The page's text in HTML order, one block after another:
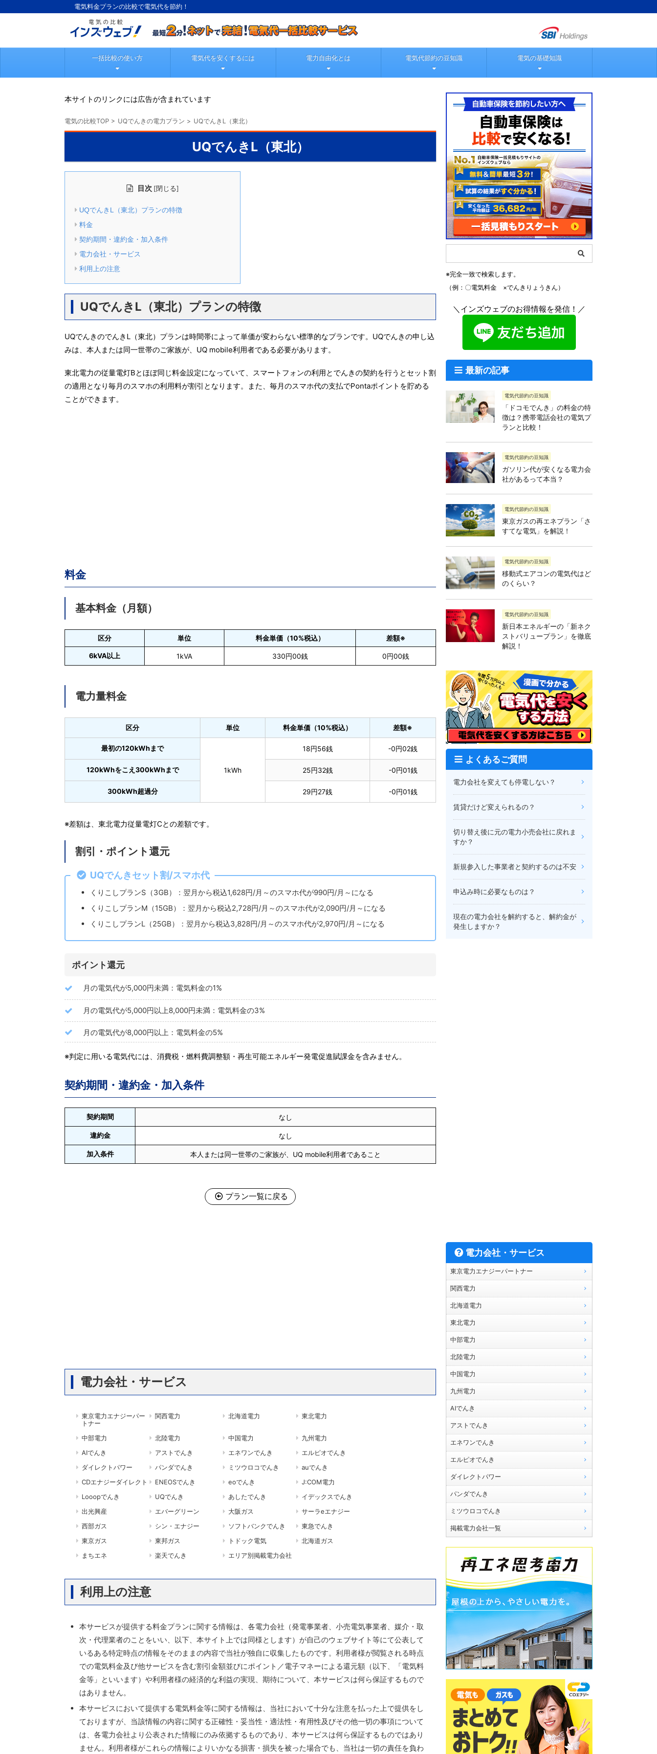
電気料金プランの比較で電気代を節約！
一括比較の使い方 電気代を安くするには 電力自由化とは 電気代節約の豆知識 電気の基礎知識
本サイトのリンクには広告が含まれています
電気の比較TOP > UQでんきの電力プラン > UQでんきL（東北）
UQでんきL（東北）
目次 [閉じる]
UQでんきL（東北）プランの特徴
料金
契約期間・違約金・加入条件
電力会社・サービス
利用上の注意
UQでんきL（東北）プランの特徴
UQでんきのでんきL（東北）プランは時間帯によって単価が変わらない標準的なプランです。UQでんきの申し込
みは、本人または同一世帯のご家族が、UQ mobile利用者である必要があります。
東北電力の従量電灯Bとほぼ同じ料金設定になっていて、スマートフォンの利用とでんきの契約を行うとセット割
の適用となり毎月のスマホの利用料が割引となります。また、毎月のスマホ代の支払でPontaポイントを貯める
ことができます。
料金
基本料金（月額）
区分 単位 料金単価（10%税込） 差額※
6kVA以上 1kVA 330円00銭 0円00銭
電力量料金
区分 単位 料金単価（10%税込） 差額※
最初の120kWhまで
1kWh
18円56銭 -0円02銭
120kWhをこえ300kWhまで 25円32銭 -0円01銭
300kWh超過分 29円27銭 -0円01銭
※差額は、東北電力従量電灯Cとの差額です。
割引・ポイント還元
UQでんきセット割/スマホ代
くりこしプランS（3GB）：翌月から税込1,628円/月～のスマホ代が990円/月～になる
くりこしプランM（15GB）：翌月から税込2,728円/月～のスマホ代が2,090円/月～になる
くりこしプランL（25GB）：翌月から税込3,828円/月～のスマホ代が2,970円/月～になる
ポイント還元
月の電気代が5,000円未満：電気料金の1%
月の電気代が5,000円以上8,000円未満：電気料金の3%
月の電気代が8,000円以上：電気料金の5%
※判定に用いる電気代には、消費税・燃料費調整額・再生可能エネルギー発電促進賦課金を含みません。
契約期間・違約金・加入条件
契約期間 なし
違約金 なし
加入条件 本人または同一世帯のご家族が、UQ mobile利用者であること
プラン一覧に戻る
電力会社・サービス
東京電力エナジーパー
トナー
関西電力 北海道電力 東北電力
中部電力 北陸電力 中国電力
九州電力
AIでんき
アストでんき エネワンでんき
エルピオでんき
ダイレクトパワー
パンダでんき ミツウロコでんき
auでんき
CDエナジーダイレクト
ENEOSでんき eoでんき
J:COM電力
Looopでんき
UQでんき あしたでんき
イデックスでんき
出光興産
エバーグリーン 大阪ガス
サーラeエナジー
西部ガス
シン・エナジー ソフトバンクでんき
東急でんき
東京ガス
東邦ガス トドック電気
北海道ガス
まちエネ
楽天でんき エリア別掲載電力会社
利用上の注意
本サービスが提供する料金プランに関する情報は、各電力会社（発電事業者、小売電気事業者、媒介・取
次・代理業者のことをいい、以下、本サイト上では同様とします）が自己のウェブサイト等にて公表して
いるある特定時点の情報をそのままの内容で当社が独自に収集したものです。利用者様が閲覧される時点
での電気料金及び他サービスを含む割引金額並びにポイント／電子マネーによる還元額（以下、「電気料
金等」といいます）や利用者様の経済的な利益の実現、期待について、本サービスは何ら保証するもので
はありません。
本サービスにおいて提供する電気料金等に関する情報は、当社において十分な注意を払った上で提供をし
ておりますが、当該情報の内容に関する正確性・妥当性・適法性・有用性及びその他一切の事項について
は、各電力会社より公表された情報にのみ依拠するものであり、本サービスは何ら保証するものではあり
ません。利用者様がこれらの情報によりいかなる損害・損失を被った場合でも、当社は一切の責任を負わ
※完全一致で検索します。
（例：〇電気料金 ×でんきりょうきん）
＼インズウェブのお得情報を発信！／
最新の記事
電気代節約の豆知識
「ドコモでんき」の料金の特
徴は？携帯電話会社の電気プ
ランと比較！
電気代節約の豆知識
ガソリン代が安くなる電力会
社があるって本当？
電気代節約の豆知識
東京ガスの再エネプラン「さ
すてな電気」を解説！
電気代節約の豆知識
移動式エアコンの電気代はど
のくらい？
電気代節約の豆知識
新日本エネルギーの「新ネク
ストバリュープラン」を徹底
解説！
よくあるご質問
電力会社を変えても停電しない？
賃貸だけど変えられるの？
切り替え後に元の電力小売会社に戻れま
すか？
新規参入した事業者と契約するのは不安
申込み時に必要なものは？
現在の電力会社を解約すると、解約金が
発生しますか？
電力会社・サービス
東京電力エナジーパートナー
関西電力
北海道電力
東北電力
中部電力
北陸電力
中国電力
九州電力
AIでんき
アストでんき
エネワンでんき
エルピオでんき
ダイレクトパワー
パンダでんき
ミツウロコでんき
掲載電力会社一覧